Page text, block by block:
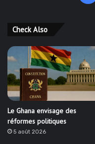
Check Also
Le Ghana envisage des
réformes politiques
5 août 2026